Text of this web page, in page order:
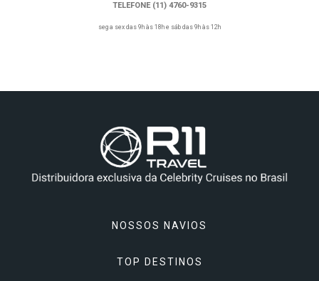
TELEFONE (11) 4760-9315
seg a sex das 9h às 18h e sáb das 9h às 12h
NOSSOS NAVIOS
Celebrity Apex
TOP DESTINOS